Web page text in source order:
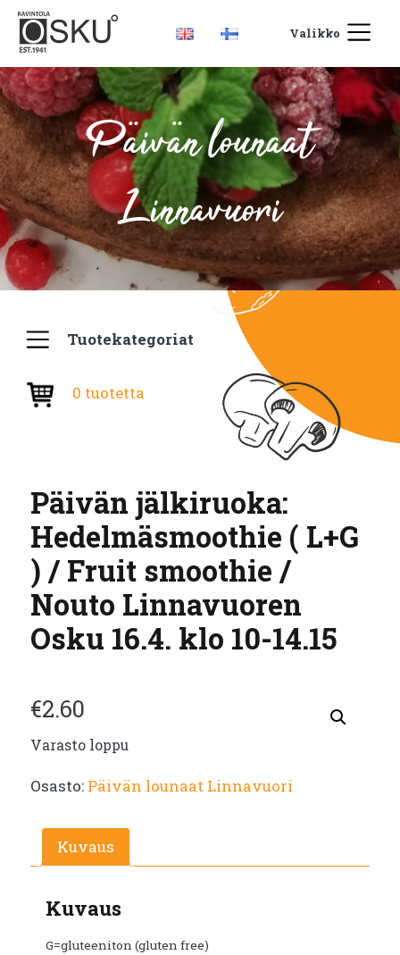
Valikko
Päivän lounaat
Linnavuori
Tuotekategoriat
0 tuotetta
Päivän jälkiruoka:
Hedelmäsmoothie ( L+G
) / Fruit smoothie /
Nouto Linnavuoren
Osku 16.4. klo 10-14.15
€2.60
Varasto loppu
Osasto: Päivän lounaat Linnavuori
Kuvaus
Kuvaus
G=gluteeniton (gluten free)